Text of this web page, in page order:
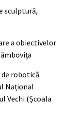
sculptură,
a obiectivelor
de robotică
Național
Vechi (Școala